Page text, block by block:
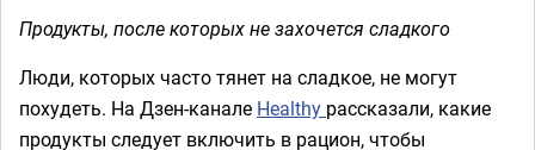
Продукты, после которых не захочется сладкого
Люди, которых часто тянет на сладкое, не могут
похудеть. На Дзен-канале Healthy рассказали, какие
продукты следует включить в рацион, чтобы